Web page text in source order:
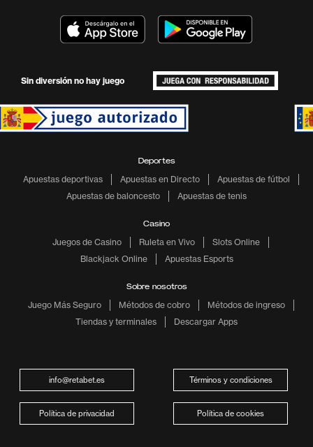
Sin diversión no hay juego
Deportes
Apuestas deportivas Apuestas en Directo
Apuestas de fútbol
Apuestas de baloncesto
Apuestas de tenis
Casino
Juegos de Casino Ruleta en Vivo
Slots Online
Blackjack Online
Apuestas Esports
Sobre nosotros
Juego Más Seguro Métodos de cobro
Métodos de ingreso
Tiendas y terminales
Descargar Apps
info@retabet.es Términos y condiciones
Política de privacidad Política de cookies